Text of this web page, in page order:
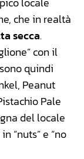
che in realtà
secca.
con il
quindi
Peanut
Pale
del locale
“nuts” e “no